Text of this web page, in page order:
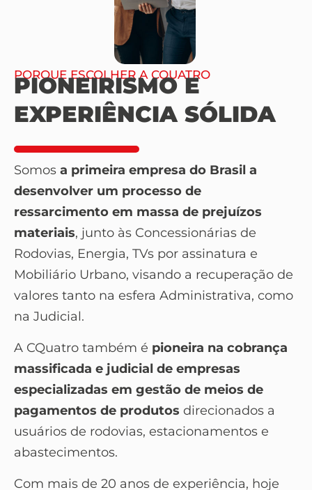
PORQUE ESCOLHER A CQUATRO
PIONEIRISMO E
EXPERIÊNCIA SÓLIDA
Somos a primeira empresa do Brasil a
desenvolver um processo de
ressarcimento em massa de prejuízos
materiais, junto às Concessionárias de
Rodovias, Energia, TVs por assinatura e
Mobiliário Urbano, visando a recuperação de
valores tanto na esfera Administrativa, como
na Judicial.
A CQuatro também é pioneira na cobrança
massificada e judicial de empresas
especializadas em gestão de meios de
pagamentos de produtos direcionados a
usuários de rodovias, estacionamentos e
abastecimentos.
Com mais de 20 anos de experiência, hoje